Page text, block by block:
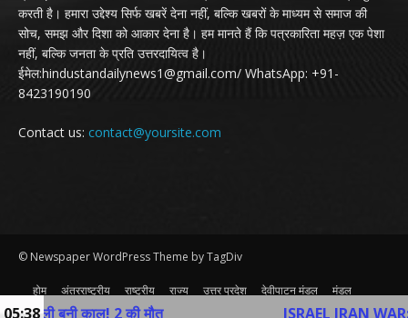
करती है। हमारा उद्देश्य सिर्फ खबरें देना नहीं, बल्कि खबरों के माध्यम से समाज की
सोच, समझ और दिशा को आकार देना है। हम मानते हैं कि पत्रकारिता महज़ एक पेशा
नहीं, बल्कि जनता के प्रति उत्तरदायित्व है।
ईमेल:hindustandailynews1@gmail.com/ WhatsApp: +91-
8423190190
Contact us: contact@yoursite.com
© Newspaper WordPress Theme by TagDiv
होम अंतरराष्ट्रीय राष्ट्रीय राज्य उत्तर प्रदेश देवीपाटन मंडल
मंडल
व्यापार
खेल अन्य Contact Us
बनी काल! 2 की मौत ISRAEL IRAN WAR:
05:38